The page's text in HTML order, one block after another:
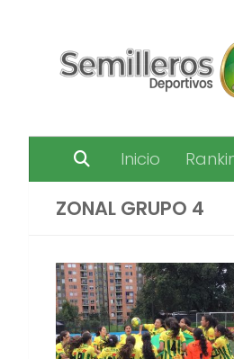
Inicio
ZONAL GRUPO 4